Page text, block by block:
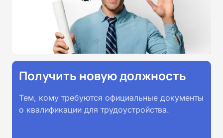
Получить новую должность
Тем, кому требуются официальные документы
о квалификации для трудоустройства.